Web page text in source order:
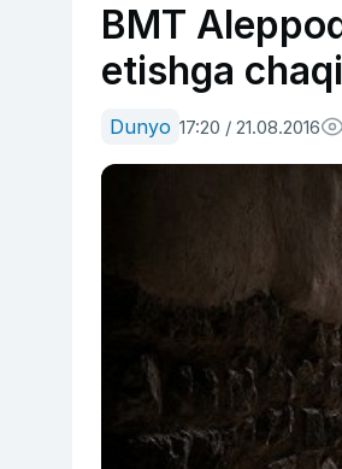
BMT
etishga
Dunyo 17:20 / 21.08.2016